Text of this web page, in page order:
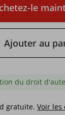
le
Ajouter au
du droit
gratuite. Voir les